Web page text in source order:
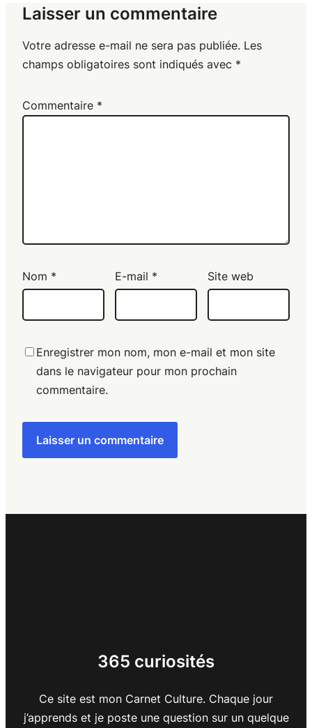
Laisser un commentaire
Votre adresse e-mail ne sera pas publiée. Les
champs obligatoires sont indiqués avec *
Commentaire *
Nom * E-mail * Site web
Enregistrer mon nom, mon e-mail et mon site
dans le navigateur pour mon prochain
commentaire.
365 curiosités
Ce site est mon Carnet Culture. Chaque jour
j’apprends et je poste une question sur un quelque